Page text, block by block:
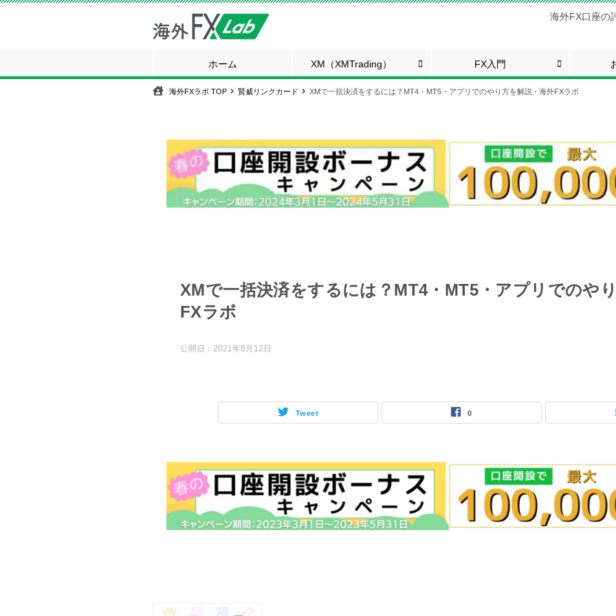
海外FX口座の
ホーム XM（XMTrading） FX入門
海外FXラボ TOP 賢威リンクカード XMで一括決済をするには？MT4・MT5・アプリでのやり方を解説 - 海外FXラボ
XMで一括決済をするには？MT4・MT5・アプリでのや
FXラボ
公開日： 2021年6月12日
Tweet 0